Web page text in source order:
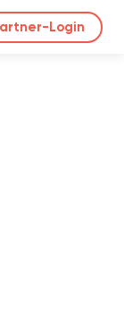
Login